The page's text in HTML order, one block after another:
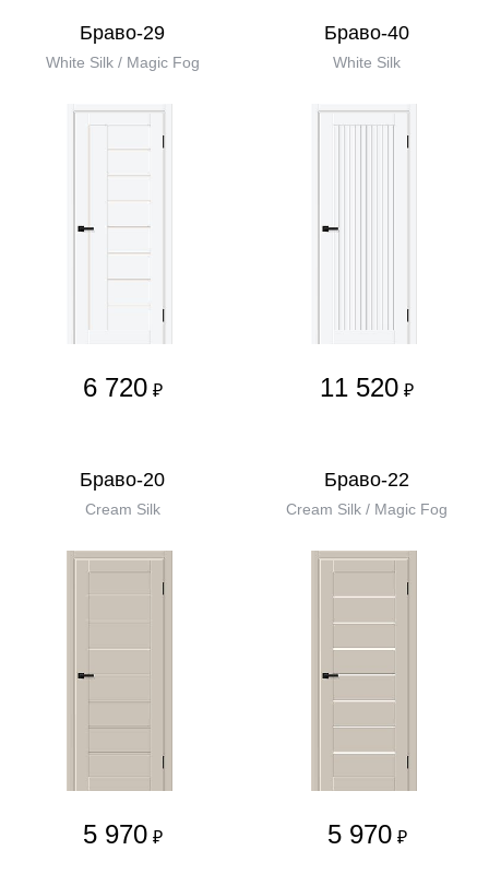
Браво-29
White Silk / Magic Fog
6 720 ₽
Браво-40
White Silk
11 520 ₽
Браво-20
Cream Silk
5 970 ₽
Браво-22
Cream Silk / Magic Fog
5 970 ₽